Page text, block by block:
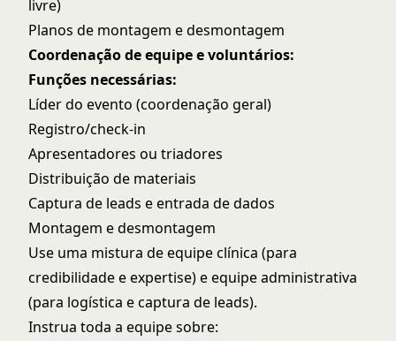
livre)
Planos de montagem e desmontagem
Coordenação de equipe e voluntários:
Funções necessárias:
Líder do evento (coordenação geral)
Registro/check-in
Apresentadores ou triadores
Distribuição de materiais
Captura de leads e entrada de dados
Montagem e desmontagem
Use uma mistura de equipe clínica (para
credibilidade e expertise) e equipe administrativa
(para logística e captura de leads).
Instrua toda a equipe sobre: